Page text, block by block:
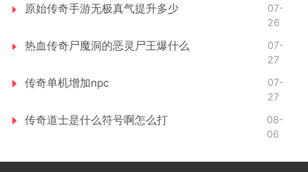
原始传奇手游无极真气提升多少
07-
26
热血传奇尸魔洞的恶灵尸王爆什么
07-
27
传奇单机增加npc
07-
27
传奇道士是什么符号啊怎么打
08-
06